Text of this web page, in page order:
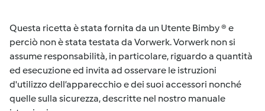
Questa ricetta è stata fornita da un Utente Bimby ® e
perciò non è stata testata da Vorwerk. Vorwerk non si
assume responsabilità, in particolare, riguardo a quantità
ed esecuzione ed invita ad osservare le istruzioni
d'utilizzo dell’apparecchio e dei suoi accessori nonché
quelle sulla sicurezza, descritte nel nostro manuale